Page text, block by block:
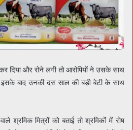
दिया और रोने लगी तो आरोपियों ने उसके साथ
इसके बाद उनकी दस साल की बड़ी बेटी के साथ
श्रमिक मित्रों को बताई तो श्रमिकों में रोष